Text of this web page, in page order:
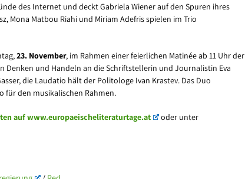
des Internet und deckt Gabriela Wiener auf den Spuren ihres
Mona Matbou Riahi und Miriam Adefris spielen im Trio
23. November, im Rahmen einer feierlichen Matinée ab 11 Uhr der
Denken und Handeln an die Schriftstellerin und Journalistin Eva
die Laudatio hält der Politologe Ivan Krastev. Das Duo
für den musikalischen Rahmen.
auf www.europaeischeliteraturtage.at
oder unter